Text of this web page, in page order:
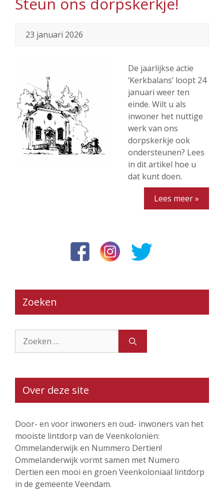
23 januari 2026
De jaarlijkse actie
‘Kerkbalans’ loopt 24
januari weer ten
einde. Wilt u als
inwoner het nuttige
werk van ons
dorpskerkje ook
ondersteunen? Lees
in dit artikel hoe u
dat kunt doen.
Lees meer »
Zoeken
naar:
Over deze site
Door- en voor inwoners en oud- inwoners van het
mooiste lintdorp van de Veenkoloniën:
Ommelanderwijk en Nummero Dertien!
Ommelanderwijk vormt samen met Numero
Dertien een mooi en groen Veenkoloniaal lintdorp
in de gemeente Veendam.